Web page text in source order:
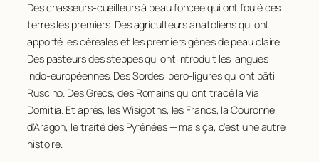
Des chasseurs-cueilleurs à peau foncée qui ont foulé ces
terres les premiers. Des agriculteurs anatoliens qui ont
apporté les céréales et les premiers gènes de peau claire.
Des pasteurs des steppes qui ont introduit les langues
indo-européennes. Des Sordes ibéro-ligures qui ont bâti
Ruscino. Des Grecs, des Romains qui ont tracé la Via
Domitia. Et après, les Wisigoths, les Francs, la Couronne
d’Aragon, le traité des Pyrénées — mais ça, c’est une autre
histoire.